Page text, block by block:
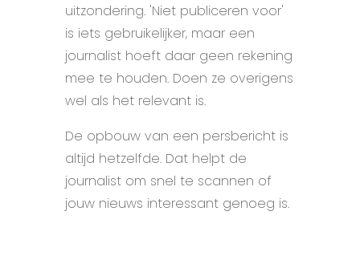
uitzondering. 'Niet publiceren voor'
is iets gebruikelijker, maar een
journalist hoeft daar geen rekening
mee te houden. Doen ze overigens
wel als het relevant is.
De opbouw van een persbericht is
altijd hetzelfde. Dat helpt de
journalist om snel te scannen of
jouw nieuws interessant genoeg is.